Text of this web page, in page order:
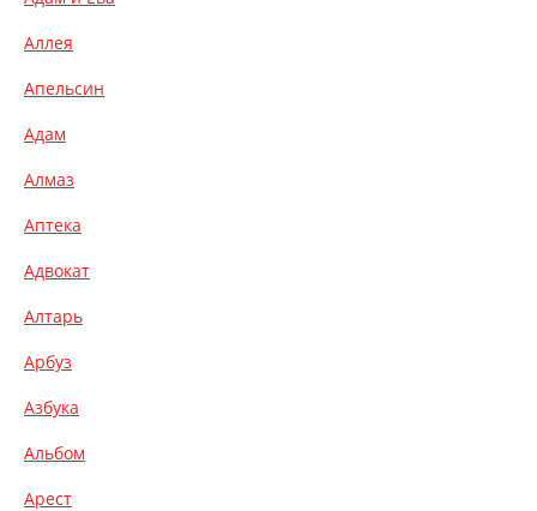
Аллея
Апельсин
Адам
Алмаз
Аптека
Адвокат
Алтарь
Арбуз
Азбука
Альбом
Арест